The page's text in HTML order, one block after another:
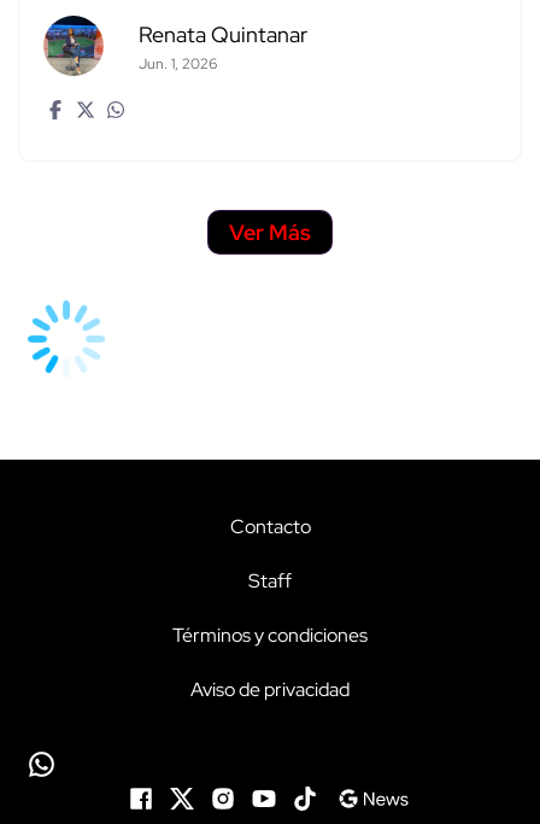
Renata Quintanar
Jun. 1, 2026
Ver Más
Contacto
Staff
Términos y condiciones
Aviso de privacidad